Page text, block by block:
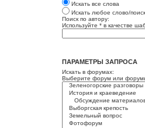
Искать все слова
Искать любое слово/
Поиск по автору:
Используйте * в качестве
ПАРАМЕТРЫ ЗАПРОСА
Искать в форумах:
Выберите форум или